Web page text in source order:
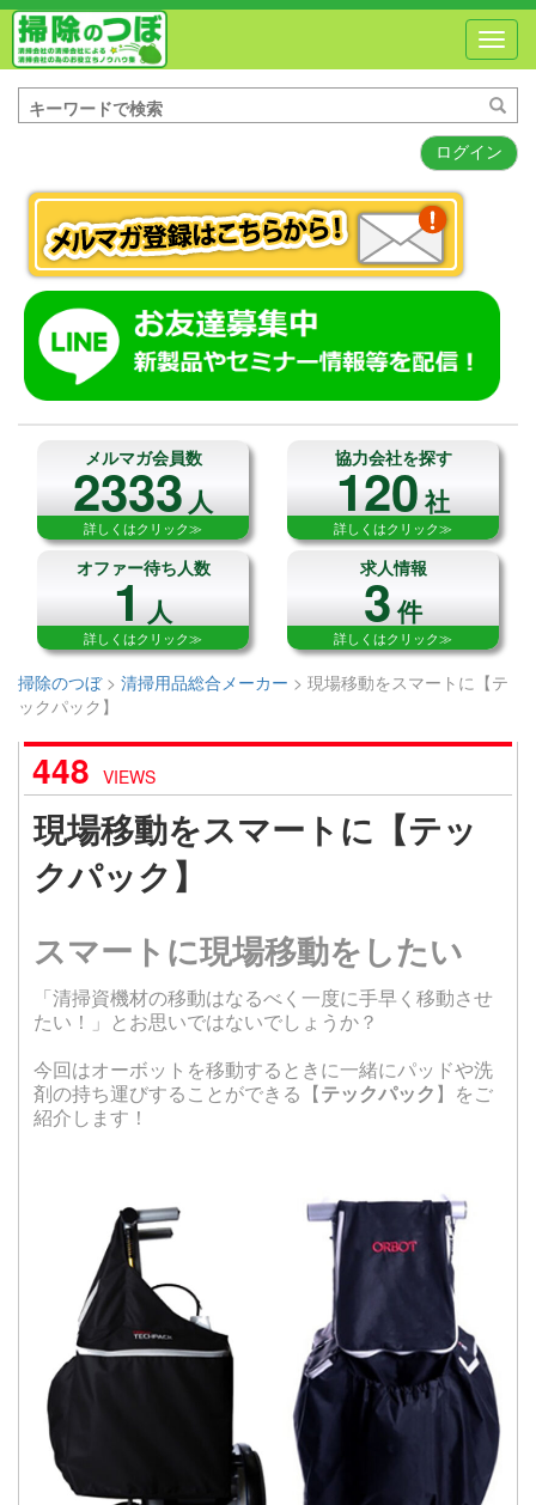
ログイン
メルマガ会員数
2333人
詳しくはクリック≫
協力会社を探す
120社
詳しくはクリック≫
オファー待ち人数
1人
詳しくはクリック≫
求人情報
3件
詳しくはクリック≫
掃除のつぼ> 清掃用品総合メーカー > 現場移動をスマートに【テ
ックパック】
448 VIEWS
現場移動をスマートに【テッ
クパック】
スマートに現場移動をしたい
「清掃資機材の移動はなるべく一度に手早く移動させ
たい！」とお思いではないでしょうか？
今回はオーボットを移動するときに一緒にパッドや洗
剤の持ち運びすることができる【テックパック】をご
紹介します！